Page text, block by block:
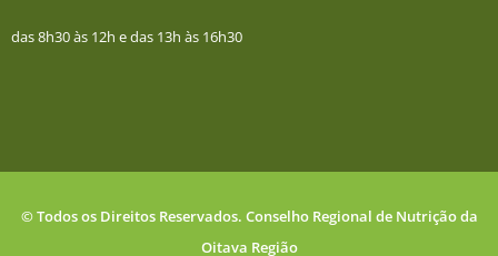
das 8h30 às 12h e das 13h às 16h30
© Todos os Direitos Reservados. Conselho Regional de Nutrição da
Oitava Região